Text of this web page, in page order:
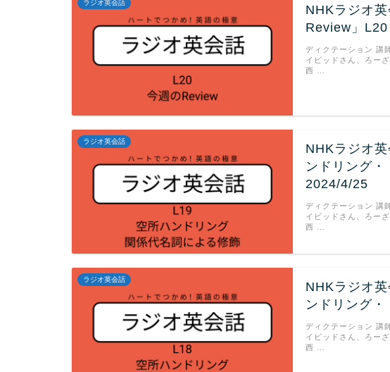
ラジオ英会話
NHKラジオ
Review」
ディクテーション 講
イビッドさん、ろー
西 …
ラジオ英会話
NHKラジオ
ンドリング
2024/4/25
ディクテーション 講
イビッドさん、ろー
西 …
ラジオ英会話
NHKラジオ
ンドリング
ディクテーション 講
イビッドさん、ろー
西 …